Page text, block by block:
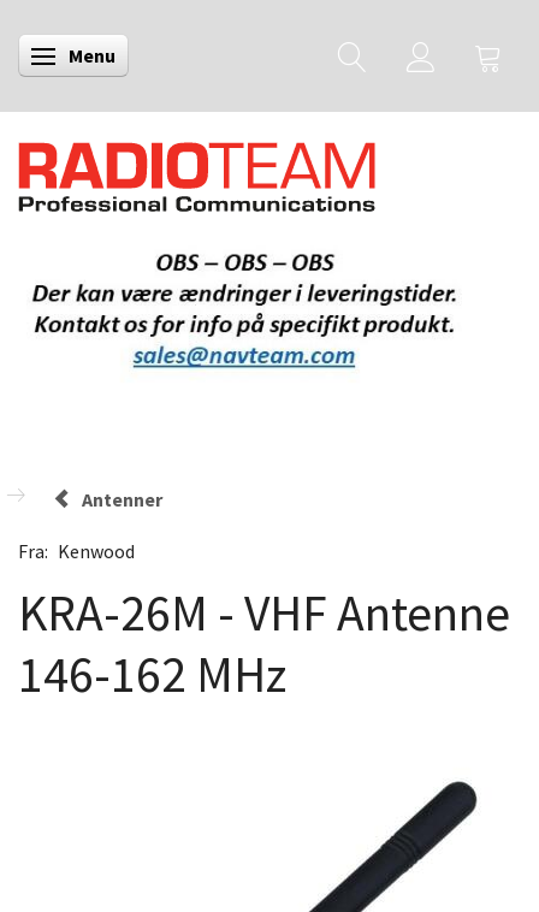
Skifte navigation
Menu
Antenner
Fra: Kenwood
KRA-26M - VHF Antenne
146-162 MHz